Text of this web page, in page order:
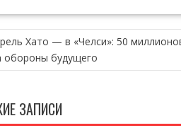
Хато — в «Челси»: 50
обороны будущего
ЗАПИСИ